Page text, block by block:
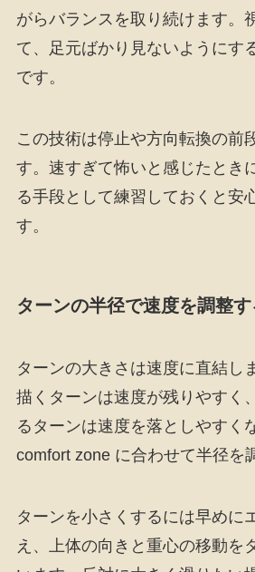
がらバランスを取り続けます。
て、足元ばかり見ないようにす
です。
この技術は停止や方向転換の前
す。速すぎて怖いと感じたとき
る手段として練習しておくと安
す。
ターンの半径で速度を調整す
ターンの大きさは速度に直結し
描くターンは速度が残りやすく
るターンは速度を落としやすく
comfort zone に合わせて半径を
ターンを小さくするには早めに
え、上体の向きと重心の移動を